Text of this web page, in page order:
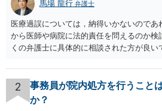
馬場 龍行 弁護士
医療過誤については，納得いかないのであ
から医師や病院に法的責任を問えるのか検
くの弁護士に具体的に相談された方が良い
2
事務員が院内処方を行うこと
か？